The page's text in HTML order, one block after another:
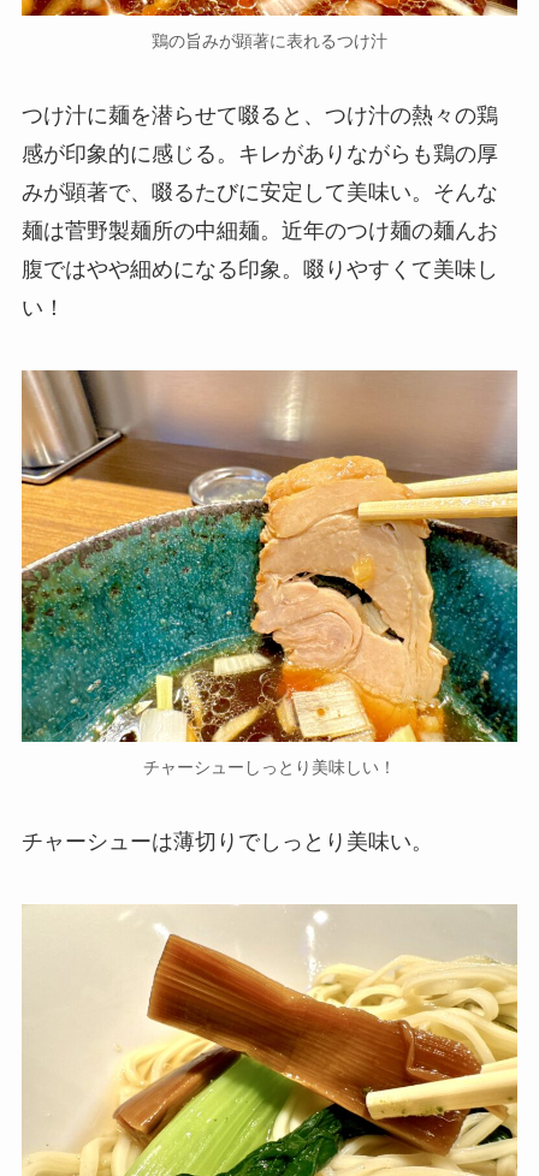
鶏の旨みが顕著に表れるつけ汁
つけ汁に麺を潜らせて啜ると、つけ汁の熱々の鶏
感が印象的に感じる。キレがありながらも鶏の厚
みが顕著で、啜るたびに安定して美味い。そんな
麺は菅野製麺所の中細麺。近年のつけ麺の麺んお
腹ではやや細めになる印象。啜りやすくて美味し
い！
チャーシューしっとり美味しい！
チャーシューは薄切りでしっとり美味い。